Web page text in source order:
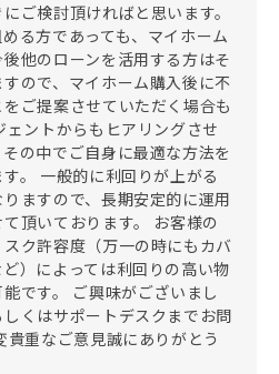
ご検討頂ければと思います。
る方であっても、マイホーム
他のローンを活用する方はそ
ので、マイホーム購入後に不
ご提案させていただく場合も
ェントからもヒアリングさせ
の中でご自身に最適な方法を
。 一般的に利回りが上がる
ますので、長期安定的に運用
頂いております。 お客様の
ク許容度（万一の時にもカバ
）によっては利回りの高い物
です。 ご興味がございまし
くはサポートデスクまでお問
重なご意見誠にありがとう